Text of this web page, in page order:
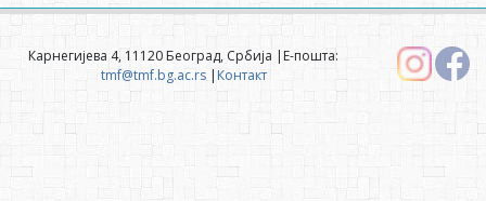
Карнегијева 4, 11120 Београд, Србија |Е-пошта:
tmf@tmf.bg.ac.rs|Контакт